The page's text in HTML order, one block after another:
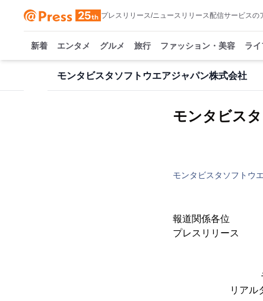
プレスリリース/ニュースリリース配信サービスの
新着 エンタメ グルメ 旅行 ファッション・美容 ラ
モンタビスタソフトウエアジャパン株式会社
モンタビス
モンタビスタソフトウ
報道関係各位
プレス
モンタビス
モンタビス
リアルタイム